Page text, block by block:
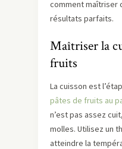
comment maîtriser
résultats parfaits.
Maîtriser la
fruits
La cuisson est
pâtes de fruits au
n’est pas assez
molles. Utilisez un
atteindre la